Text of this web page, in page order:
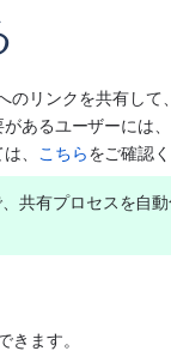
リンクを共有して
あるユーザーには
、
こちらをご確認く
共有プロセスを自動
きます。